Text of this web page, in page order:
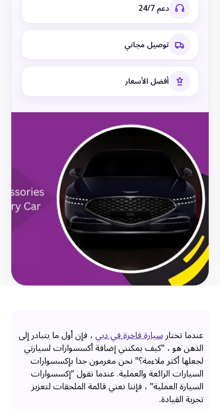
دعم 24/7
توصيل مجاني
أفضل الأسعار
عندما تختارسيارة فاخرة في دبي، فإن أول ما يتبادر إلى
الذهن هو ، "كيف يمكنني إضافة أكسسوارات لسيارتي
لجعلها أكثر ملاءمة؟" نحن مغرمون جدا بإكسسوارات
السيارات الرائعة والعملية. عندما نقول "إكسسوارات
السيارة العملية" ، فإننا نعني قائمة الملحقات لتعزيز
تجربة القيادة.